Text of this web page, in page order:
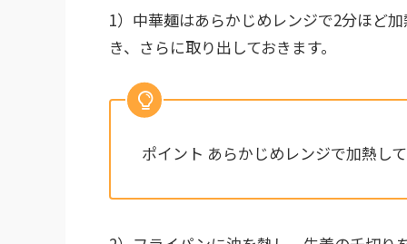
1）中華麺はあらかじめレンジで2分ほど
き、さらに取り出しておきます。
ポイント あらかじめレンジで加熱し